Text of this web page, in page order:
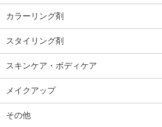
カラーリング剤
スタイリング剤
スキンケア・ボディケア
メイクアップ
その他